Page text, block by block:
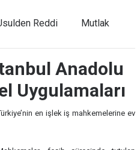
Reddi Mutlak
Anadolu
Uygulamaları
en işlek iş mahkemelerine ev